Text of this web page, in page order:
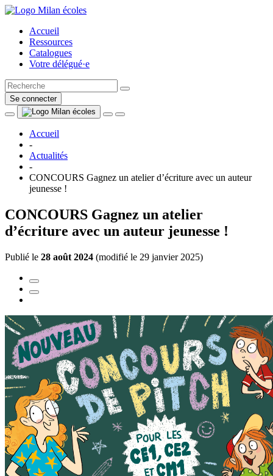
Accueil
Ressources
Catalogues
Votre délégué·e
Se connecter
Accueil
-
Actualités
-
CONCOURS Gagnez un atelier d’écriture avec un auteur
jeunesse !
CONCOURS Gagnez un atelier
d’écriture avec un auteur jeunesse !
Publié le 28 août 2024 (modifié le 29 janvier 2025)